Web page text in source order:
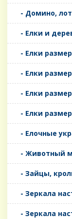
- Домино,
- Елки и
- Елки
- Елки
- Елки
- Елки
- Елочные
- Животный
- Зайцы,
- Зеркала
- Зеркала